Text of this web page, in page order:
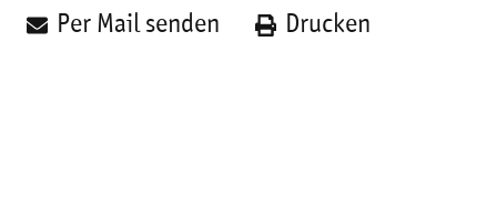
Per Mail senden Drucken